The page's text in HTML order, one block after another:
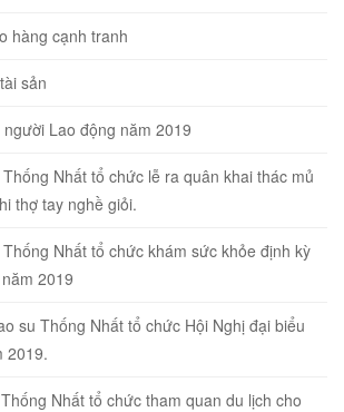
hàng cạnh tranh
sản
Lao động năm 2019
Nhất tổ chức lễ ra quân khai thác mủ
thợ tay nghề giỏi.
Nhất tổ chức khám sức khỏe định kỳ
2019
su Thống Nhất tổ chức Hội Nghị đại biểu
2019.
Nhất tổ chức tham quan du lịch cho